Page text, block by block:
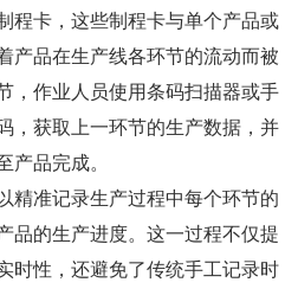
程卡，这些制程卡与单个产品或
产品在生产线各环节的流动而被
，作业人员使用条码扫描器或手
，获取上一环节的生产数据，并
品完成。
精准记录生产过程中每个环节的
品的生产进度。这一过程不仅提
时性，还避免了传统手工记录时